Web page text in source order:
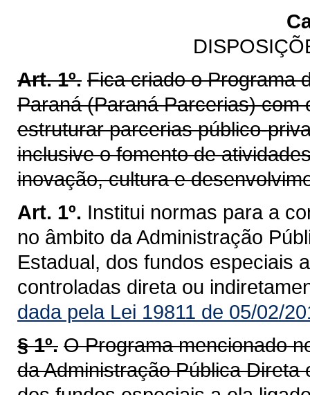
Art. 1º. Fica criado o Programa
Paraná (Paraná Parcerias) com
estruturar parcerias público-
inclusive o fomento de
inovação, cultura e
Art. 1º. Institui normas para a
no âmbito da Administração
Estadual, dos fundos especiais
controladas direta ou
dada pela Lei 19811 de 05/02/
§ 1º. O Programa mencionado
da Administração Pública